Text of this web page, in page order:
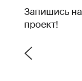
Запишись
проект!